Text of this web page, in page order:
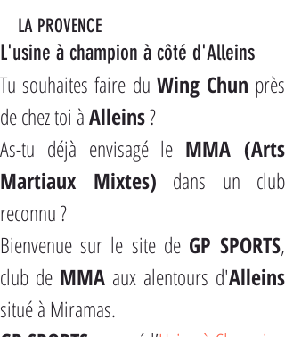
LA PROVENCE
L'usine à champion à côté d'Alleins
Tu souhaites faire du Wing Chun près
de chez toi à Alleins ?
As-tu déjà envisagé le MMA (Arts
Martiaux Mixtes) dans un club
reconnu ?
Bienvenue sur le site de GP SPORTS,
club de MMA aux alentours d'Alleins
situé à Miramas.